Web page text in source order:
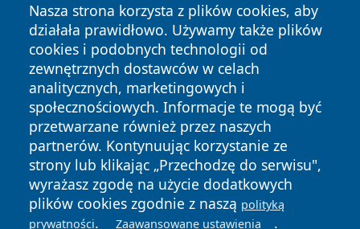
Nasza strona korzysta z plików cookies, aby
działała prawidłowo. Używamy także plików
cookies i podobnych technologii od
zewnętrznych dostawców w celach
analitycznych, marketingowych i
społecznościowych. Informacje te mogą być
przetwarzane również przez naszych
partnerów. Kontynuując korzystanie ze
strony lub klikając „Przechodzę do serwisu",
wyrażasz zgodę na użycie dodatkowych
plików cookies zgodnie z naszą polityką
prywatności. Zaawansowane ustawienia .
Copyright © 2026 czestochowanews.pl Wszystkie prawa
zastrzeżone.
News Autorzy
Polityka
Prywatności
Polityka
Cookies
cześć